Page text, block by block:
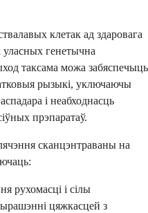
клетак ад здаровага
генетычна
таксама можа забяспечыць
рызыкі, уключаючы
і неабходнасць
прэпаратаў.
сканцэнтраваны на
рухомасці і сілы
цяжкасцей з